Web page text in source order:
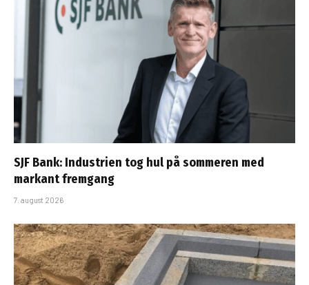
SJF Bank: Industrien tog hul på sommeren med
markant fremgang
7. august 2026